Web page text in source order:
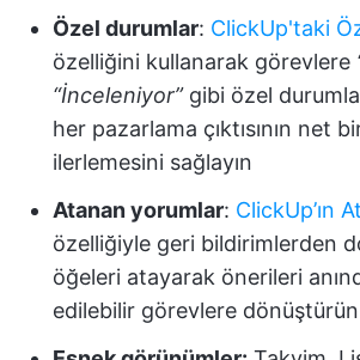
Özel durumlar: ClickUp'taki
özelliğini kullanarak görevlere
“İnceleniyor”gibi özel
her pazarlama çıktısının net
ilerlemesini sağlayın
Atanan yorumlar: ClickUp’ın
özelliğiyle geri bildirimlerden
öğeleri atayarak önerileri
edilebilir görevlere dönüştürün